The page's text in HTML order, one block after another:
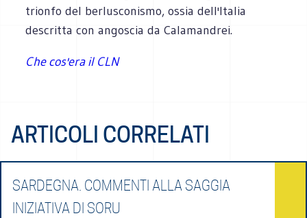
trionfo del berlusconismo, ossia dell'Italia
descritta con angoscia da Calamandrei.
Che cos'era il CLN
ARTICOLI CORRELATI
SARDEGNA. COMMENTI ALLA SAGGIA
INIZIATIVA DI SORU